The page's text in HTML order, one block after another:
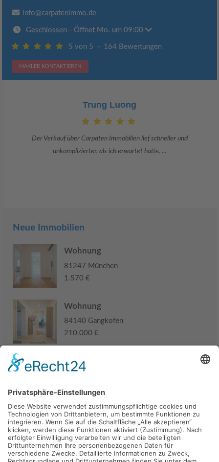
info@carpatenimmo.de
Geschlossen - Öffnet Mo. um 09:00
5 von 5 - 164 Bewertungen
MAKLER KONTAKTIEREN
Trung Luong
Der Verkauf über Carpaten Immobilien lief schneller und
unkomplizierter, als ich erwartet hatte. ...
Neue Immobilien
Wohnung
81247 München
1.570 €
Wohnung
84140 Gangkofen
210.000 €
Haus
285.000 €